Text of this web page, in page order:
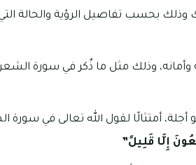
وذلك بحسب تفاصيل الرؤية والحالة
وذلك مثل ما ذٌكر في سورة
أمتثالًا لقول الله تعالى في سورة
إِلَّا قَلِيلً”